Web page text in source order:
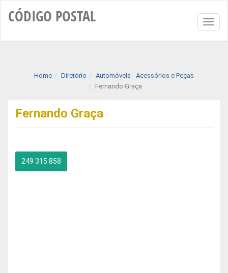
CÓDIGO POSTAL
Home Diretório
Automóveis - Acessórios e Peças
Fernando Graça
Fernando Graça
249 315 858